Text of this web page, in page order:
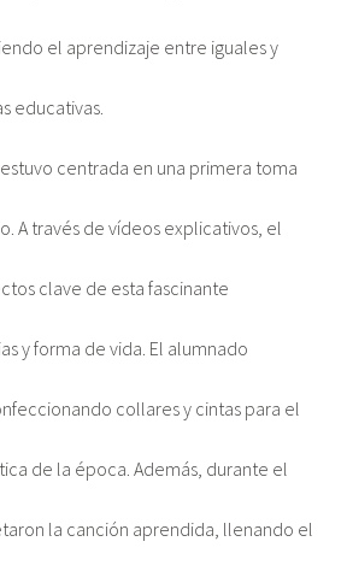
el aprendizaje entre iguales y
educativas.
centrada en una primera toma
A través de vídeos explicativos, el
clave de esta fascinante
y forma de vida. El alumnado
collares y cintas para el
de la época. Además, durante el
la canción aprendida, llenando el